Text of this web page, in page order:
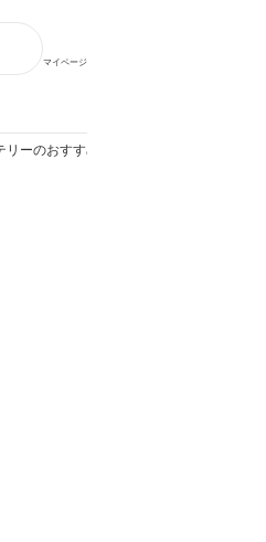
マイページ
ーのおすすめ人気ランキング【2026年】